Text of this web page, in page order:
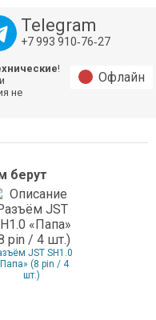
Telegram
+7 993 910‑76‑27
!
не
Офлайн
берут
JST SH1.0
(8 pin / 4
шт.)